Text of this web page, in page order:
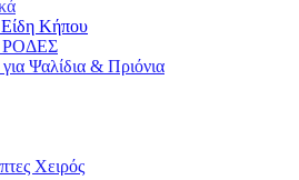
Είδη Κήπου
Ψαλίδια & Πριόνια
Χειρός